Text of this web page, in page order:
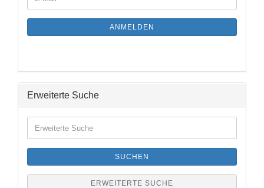
ZUR
Mail
ANMELDEN
Erweiterte Suche
Suche
SUCHEN
ERWEITERTE SUCHE